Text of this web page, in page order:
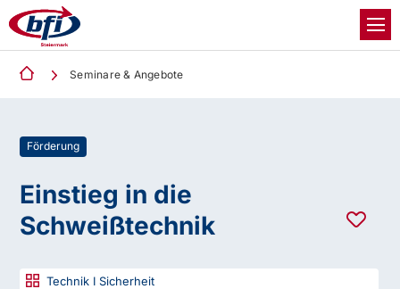
Seminare & Angebote
Förderung
Einstieg in die
Schweißtechnik
Technik I Sicherheit